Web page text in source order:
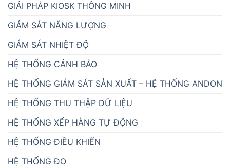
GIẢI PHÁP KIOSK THÔNG MINH
GIÁM SÁT NĂNG LƯỢNG
GIÁM SÁT NHIỆT ĐỘ
HỆ THỐNG CẢNH BÁO
HỆ THỐNG GIÁM SÁT SẢN XUẤT – HỆ THỐNG ANDON
HỆ THỐNG THU THẬP DỮ LIỆU
HỆ THỐNG XẾP HÀNG TỰ ĐỘNG
HỆ THỐNG ĐIỀU KHIỂN
HỆ THỐNG ĐO